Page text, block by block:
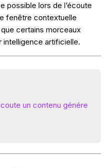
possible lors de l’écoute
fenêtre contextuelle
certains morceaux
intelligence artificielle.
un contenu génére